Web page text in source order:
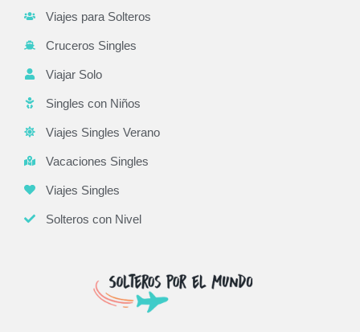
Viajes para Solteros
Cruceros Singles
Viajar Solo
Singles con Niños
Viajes Singles Verano
Vacaciones Singles
Viajes Singles
Solteros con Nivel